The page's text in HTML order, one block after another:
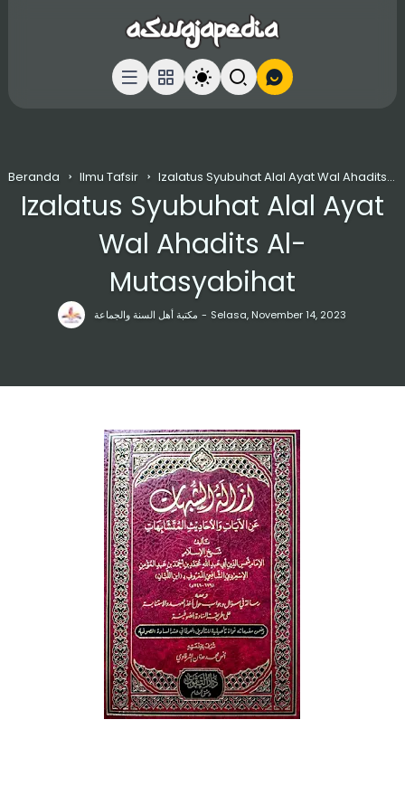
Beranda Ilmu Tafsir Izalatus Syubuhat Alal Ayat Wal Ahadits Al-Mutasyabihat
مكتبة أهل السنة والجماعة Selasa, November 14, 2023
Izalatus Syubuhat Alal Ayat
Wal Ahadits Al-
Mutasyabihat